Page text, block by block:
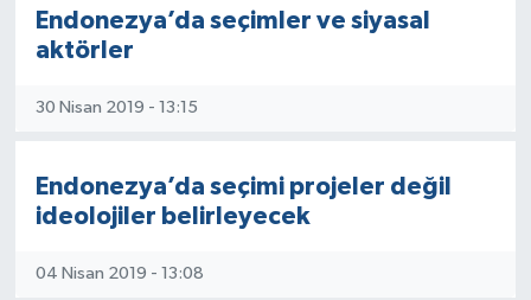
Endonezya’da seçimler ve siyasal
aktörler
30 Nisan 2019 - 13:15
Endonezya’da seçimi projeler değil
ideolojiler belirleyecek
04 Nisan 2019 - 13:08